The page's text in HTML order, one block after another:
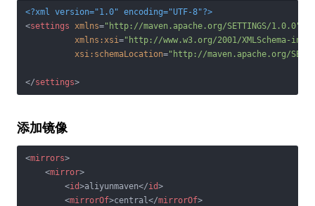
<?xml version="1.0" encoding="UTF-8"?>
<settings xmlns="http://maven.apache.org/SETTINGS/1.0.0"
xmlns:xsi="http://www.w3.org/2001/XMLSchema-
xsi:schemaLocation="http://maven.apache.org/
</settings>
添加镜像
<mirrors>
<mirror>
<id>aliyunmaven</id>
<mirrorOf>central</mirrorOf>